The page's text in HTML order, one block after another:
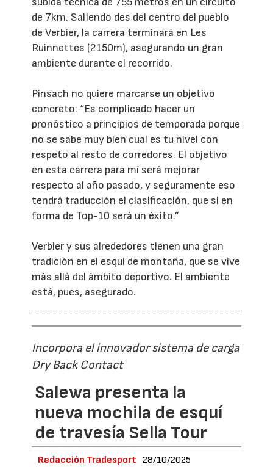
de 7km. Saliendo des del centro del pueblo
de Verbier, la carrera terminará en Les
Ruinnettes (2150m), asegurando un gran
ambiente durante el recorrido.
Pinsach no quiere marcarse un objetivo
concreto: “Es complicado hacer un
pronóstico a principios de temporada porque
no se sabe muy bien cual es tu nivel con
respeto al resto de corredores. El objetivo
en esta carrera para mí será mejorar
respecto al año pasado, y seguramente eso
tendrá traducción el clasificación, que si en
forma de Top-10 será un éxito.”
Verbier y sus alrededores tienen una gran
tradición en el esquí de montaña, que se vive
más allá del ámbito deportivo. El ambiente
está, pues, asegurado.
Incorpora el innovador sistema de carga
Dry Back Contact
Salewa presenta la
nueva mochila de esquí
de travesía Sella Tour
Redacción Tradesport 28/10/2025